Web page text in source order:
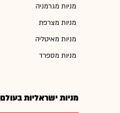
מניות מגרמניה
מניות מצרפת
מניות מאיטליה
מניות מספרד
מניות ישראליות בעולם